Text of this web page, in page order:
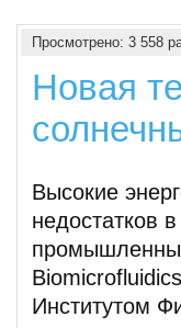
Просмотрено: 3 558
Новая
Высокие
недостатков
Институтом